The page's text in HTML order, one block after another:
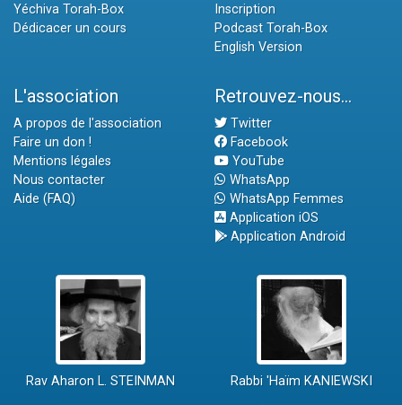
Yéchiva Torah-Box
Dédicacer un cours
Inscription
Podcast Torah-Box
English Version
L'association
A propos de l'association
Faire un don !
Mentions légales
Nous contacter
Aide (FAQ)
Retrouvez-nous...
Twitter
Facebook
YouTube
WhatsApp
WhatsApp Femmes
Application iOS
Application Android
Rav Aharon L. STEINMAN Rabbi 'Haïm KANIEWSKI